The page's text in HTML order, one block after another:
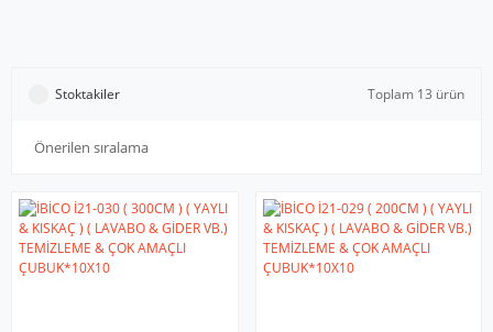
Stoktakiler Toplam 13 ürün